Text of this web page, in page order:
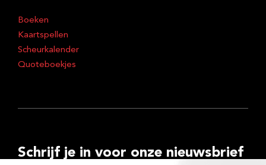
Boeken
Kaartspellen
Scheurkalender
Quoteboekjes
Schrijf je in voor onze nieuwsbrief